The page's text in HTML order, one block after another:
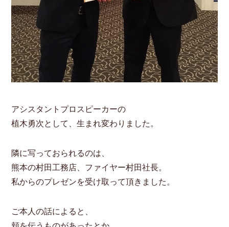
アシスタントプロスピーカーの
植木勇次として、生まれ変わりました。
隣に写っておられるのは、
熊本の村田工務店、ファイヤー村田社長。
私からのプレゼンを受け取って頂きました。
ご本人の話によると、